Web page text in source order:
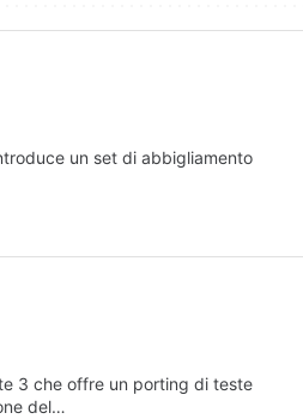
un set di abbigliamento
3 che offre un porting di teste
del…